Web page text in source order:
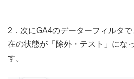
2．次にGA4のデーターフィルタ
在の状態が「除外・テスト」にな
す。